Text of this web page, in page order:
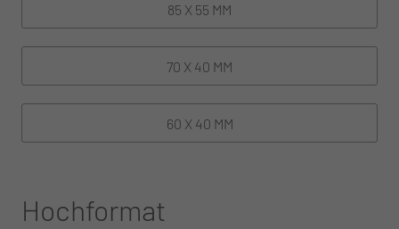
85 X 55 MM
70 X 40 MM
60 X 40 MM
Hochformat